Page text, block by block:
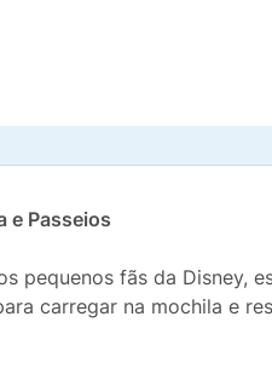
e Passeios
pequenos fãs da Disney,
carregar na mochila e